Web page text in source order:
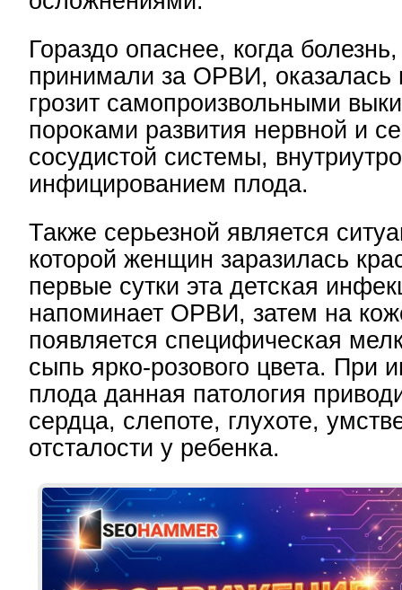
Гораздо опаснее, когда
принимали за ОРВИ, оказалась
грозит самопроизвольными
пороками развития нервной и
сосудистой системы,
инфицированием плода.
Также серьезной является
которой женщин заразилась
первые сутки эта детская
напоминает ОРВИ, затем на
появляется специфическая
сыпь ярко-розового цвета. При
плода данная патология
сердца, слепоте, глухоте,
отсталости у ребенка.